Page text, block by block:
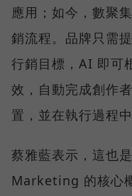
應用；如今，數聚
銷流程。品牌只需
行銷目標，AI 即可
效，自動完成創作
置，並在執行過程
蔡雅藍表示，這也
Marketing 的核心